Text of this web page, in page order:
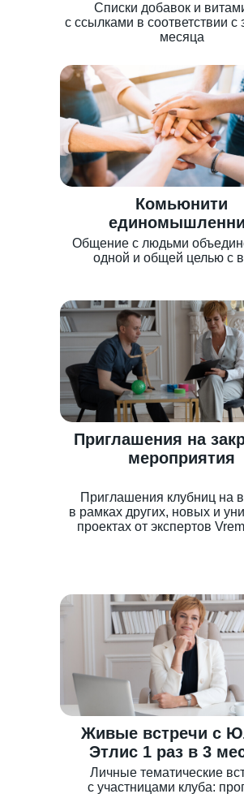
Общение с людьми
одной и общей целью с
Комьюнити
Списки добавок и
с ссылками в соответствии с
месяца
Приглашения клубниц на
в рамках других, новых и
проектах от экспертов
Приглашения на
мероприятия
Живые встречи с
Этлис 1 раз в 3
Личные тематические
с участницами клуба: